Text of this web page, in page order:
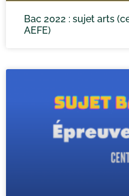
Bac 2022 : sujet arts
AEFE)